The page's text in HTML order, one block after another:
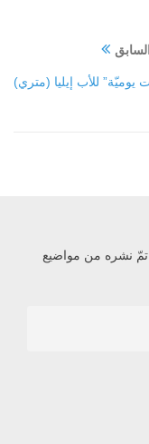
يوميّة” للأب إيليا (متري)
نشره من مواضيع